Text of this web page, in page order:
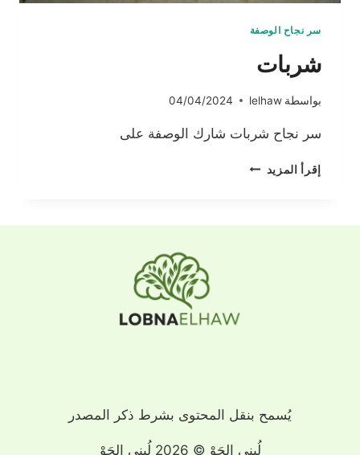
سر نجاح الوصفة
شربات
بواسطة lelhaw
04/04/2024
سر نجاح شربات شارك الوصفة على
إقرأ المزيد شربات
يُسمح بنقل المحتوى بشرط ذكر المصدر
لُبنى الحَوْ © 2026 لُبنى الحَوْ